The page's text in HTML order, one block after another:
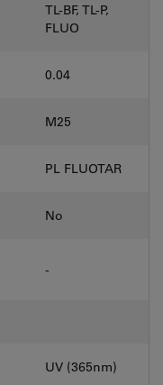
TL-BF, TL-P,
FLUO
0.04
M25
PL FLUOTAR
No
-
UV (365nm)